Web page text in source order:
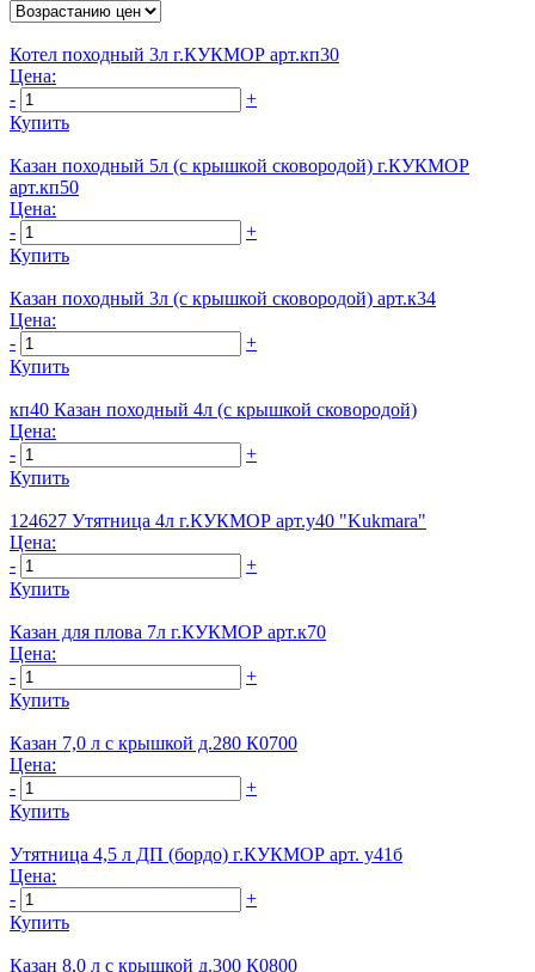
Котел походный 3л г.КУКМОР арт.кп30
Цена:
-
+
Купить
Казан походный 5л (с крышкой сковородой) г.КУКМОР
арт.кп50
Цена:
-
+
Купить
Казан походный 3л (с крышкой сковородой) арт.к34
Цена:
-
+
Купить
кп40 Казан походный 4л (с крышкой сковородой)
Цена:
-
+
Купить
124627 Утятница 4л г.КУКМОР арт.у40 "Kukmara"
Цена:
-
+
Купить
Казан для плова 7л г.КУКМОР арт.к70
Цена:
-
+
Купить
Казан 7,0 л с крышкой д.280 К0700
Цена:
-
+
Купить
Утятница 4,5 л ДП (бордо) г.КУКМОР арт. у41б
Цена:
-
+
Купить
Казан 8,0 л с крышкой д.300 К0800